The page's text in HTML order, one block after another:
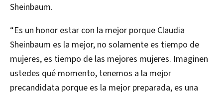
Sheinbaum.
“Es un honor estar con la mejor porque Claudia
Sheinbaum es la mejor, no solamente es tiempo de
mujeres, es tiempo de las mejores mujeres. Imaginen
ustedes qué momento, tenemos a la mejor
precandidata porque es la mejor preparada, es una